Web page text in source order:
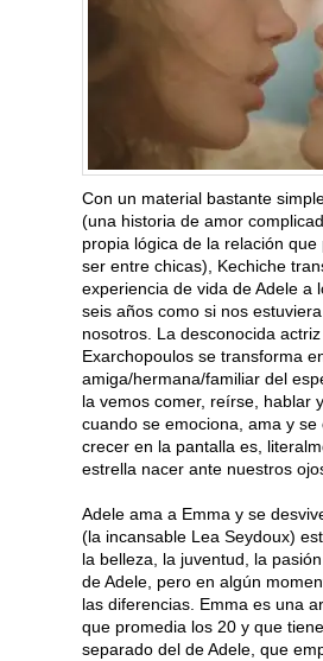
Con un material bastante
(una historia de amor
propia lógica de la relación
ser entre chicas), Kechiche
experiencia de vida de Adele a
seis años como si nos
nosotros. La desconocida
Exarchopoulos se transforma
amiga/hermana/familiar del
la vemos comer, reírse, hablar
cuando se emociona, ama y se
crecer en la pantalla es,
estrella nacer ante nuestros
Adele ama a Emma y se
(la incansable Lea Seydoux)
la belleza, la juventud, la
de Adele, pero en algún
las diferencias. Emma es una
que promedia los 20 y que
separado del de Adele, que